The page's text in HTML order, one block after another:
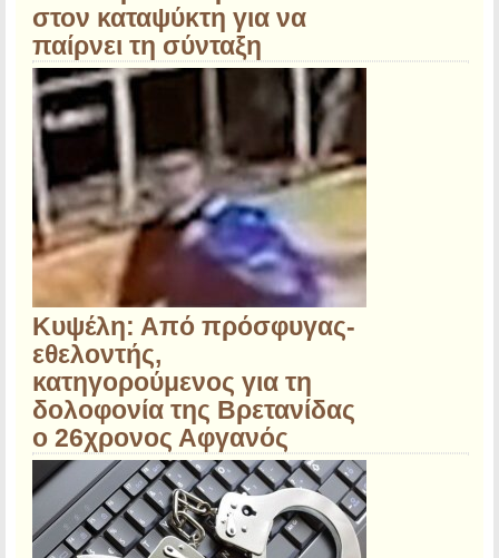
στον καταψύκτη για να
παίρνει τη σύνταξη
Κυψέλη: Από πρόσφυγας-
εθελοντής,
κατηγορούμενος για τη
δολοφονία της Βρετανίδας
ο 26χρονος Αφγανός